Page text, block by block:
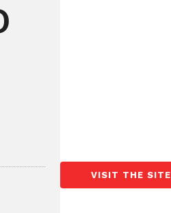
VISIT THE SITE